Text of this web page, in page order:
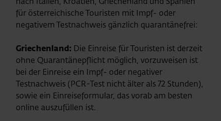
für österreichische Touristen mit Impf- oder
negativem Testnachweis gänzlich quarantänefrei:
Griechenland: Die Einreise für Touristen ist derzeit
ohne Quarantänepflicht möglich, vorzuweisen ist
bei der Einreise ein Impf- oder negativer
Testnachweis (PCR-Test nicht älter als 72 Stunden),
sowie ein Einreiseformular, das vorab am besten
online auszufüllen ist.